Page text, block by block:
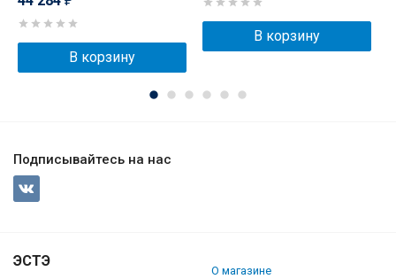
В корзину
В корзину
Подписывайтесь на нас
ЭСТЭ
О магазине